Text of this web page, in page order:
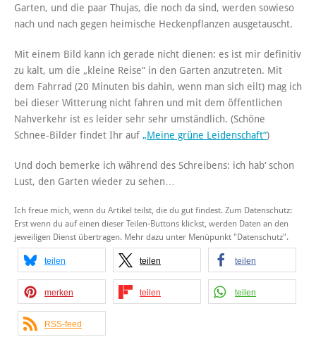
Garten, und die paar Thujas, die noch da sind, werden sowieso
nach und nach gegen heimische Heckenpflanzen ausgetauscht.
Mit einem Bild kann ich gerade nicht dienen: es ist mir definitiv
zu kalt, um die „kleine Reise“ in den Garten anzutreten. Mit
dem Fahrrad (20 Minuten bis dahin, wenn man sich eilt) mag ich
bei dieser Witterung nicht fahren und mit dem öffentlichen
Nahverkehr ist es leider sehr sehr umständlich. (Schöne
Schnee-Bilder findet Ihr auf „Meine grüne Leidenschaft“)
Und doch bemerke ich während des Schreibens: ich hab‘ schon
Lust, den Garten wieder zu sehen…
Ich freue mich, wenn du Artikel teilst, die du gut findest. Zum Datenschutz:
Erst wenn du auf einen dieser Teilen-Buttons klickst, werden Daten an den
jeweiligen Dienst übertragen. Mehr dazu unter Menüpunkt "Datenschutz".
teilen teilen teilen
merken teilen teilen
RSS-feed